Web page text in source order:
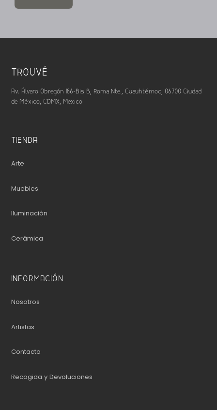
TROUVÉ
Av. Álvaro Obregón 186-Bis B, Roma Nte., Cuauhtémoc, 06700 Ciudad
de México, CDMX, Mexico
TIENDA
Arte
Muebles
Iluminación
Cerámica
INFORMACIÓN
Nosotros
Artistas
Contacto
Recogida y Devoluciones